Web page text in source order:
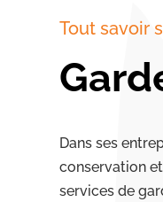
Tout savoir
Dans ses
conservation
services de